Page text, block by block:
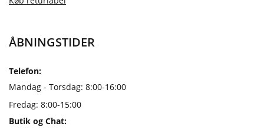
ÅBNINGSTIDER
Telefon:
Mandag - Torsdag: 8:00-16:00
Fredag: 8:00-15:00
Butik og Chat: